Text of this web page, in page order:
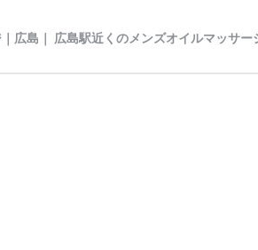
広島｜ 広島駅近くのメンズオイルマッサー